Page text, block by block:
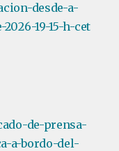
desde-a-
19-15-h-cet
de-prensa-
a-bordo-del-